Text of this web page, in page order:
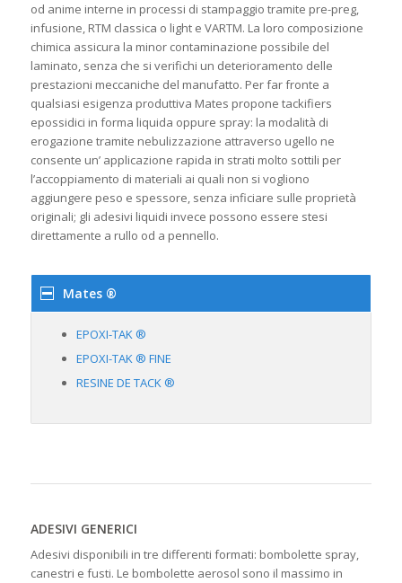
od anime interne in processi di stampaggio tramite pre-preg,
infusione, RTM classica o light e VARTM. La loro composizione
chimica assicura la minor contaminazione possibile del
laminato, senza che si verifichi un deterioramento delle
prestazioni meccaniche del manufatto. Per far fronte a
qualsiasi esigenza produttiva Mates propone tackifiers
epossidici in forma liquida oppure spray: la modalità di
erogazione tramite nebulizzazione attraverso ugello ne
consente un’ applicazione rapida in strati molto sottili per
l’accoppiamento di materiali ai quali non si vogliono
aggiungere peso e spessore, senza inficiare sulle proprietà
originali; gli adesivi liquidi invece possono essere stesi
direttamente a rullo od a pennello.
Mates ®
EPOXI-TAK ®
EPOXI-TAK ® FINE
RESINE DE TACK ®
ADESIVI GENERICI
Adesivi disponibili in tre differenti formati: bombolette spray,
canestri e fusti. Le bombolette aerosol sono il massimo in